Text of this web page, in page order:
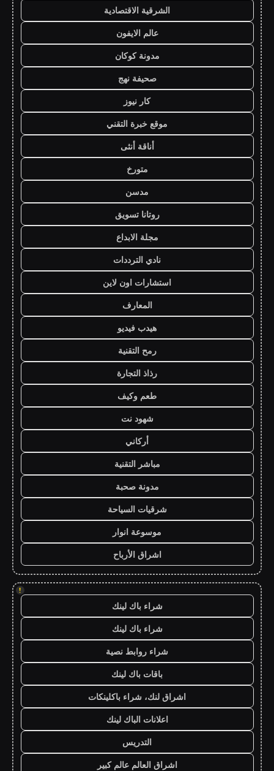
الشرقية الاقتصادية
عالم الايفون
مدونة كوكان
صحيفة نهج
كار نيوز
موقع خبرة التقني
أناقة أنثى
متورخ
مدسن
روتانا تسويق
مجلة الابداع
نادي الترددات
استشارات اون لاين
المعارف
هيدب فيديو
رمح التقنية
رذاذ التجارة
طعم وكيف
شهود نت
أركاني
مباشر التقنية
مدونة صحبة
شرقيات السياحة
موسوعة انوار
اشراق الأرباح
!
شراء باك لينك
شراء باك لينك
شراء روابط نصية
باقات باك لينك
اشراق لنك، شراء باكلينكات
اعلانات الباك لينك
التدريس
اشراق العالم عالم كبير